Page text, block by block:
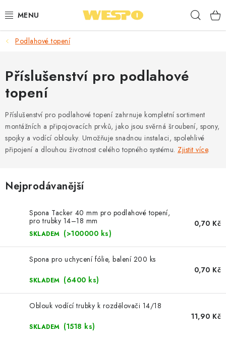
na
ARMATURY PRO TOPENÍ A VODU
TOPENÍ A OHŘEV VODY
TVAROVKY A TRUBKY
VODOINSTALACE
NÁŘADÍ
⚡ NOVINKA
🏆 WESPO BONUS
KONTAKT
TOPENÁŘSKÁ AKADEMIE
Podlahové topení
Příslušenství pro podlahové
topení
Příslušenství pro podlahové topení zahrnuje kompletní sortiment
montážních a připojovacích prvků, jako jsou svěrná šroubení, spony,
spojky a vodící oblouky. Umožňuje snadnou instalaci, spolehlivé
připojení a dlouhou životnost celého topného systému. Zjistit více.
Nejprodávanější
Spona Tacker 40 mm pro podlahové topení,
pro trubky 14–18 mm
SKLADEM (>100000 ks)
0,70 Kč
Spona pro uchycení fólie, balení 200 ks
SKLADEM (6400 ks)
0,70 Kč
Oblouk vodící trubky k rozdělovači 14/18
SKLADEM (1518 ks)
11,90 Kč